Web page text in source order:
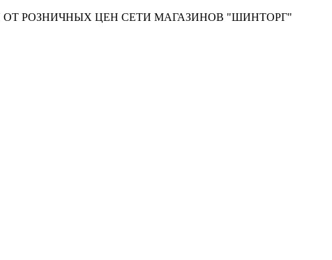
РОЗНИЧНЫХ ЦЕН СЕТИ МАГАЗИНОВ "ШИНТОРГ"